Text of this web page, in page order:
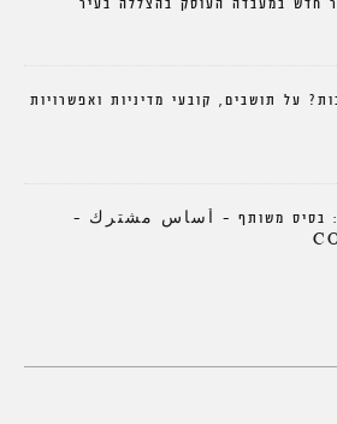
על תושבים, קובעי מדיניות ואפשרויות
בסיס משותף – أساس مشترك –